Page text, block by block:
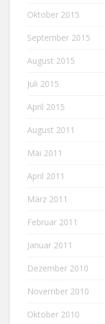
Oktober 2015
September 2015
August 2015
Juli 2015
April 2015
August 2011
Mai 2011
April 2011
März 2011
Februar 2011
Januar 2011
Dezember 2010
November 2010
Oktober 2010